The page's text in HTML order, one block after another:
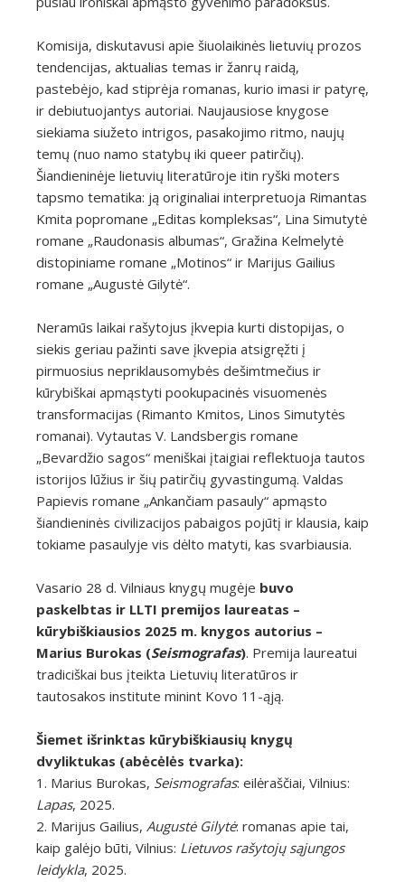
Komisija, diskutavusi apie šiuolaikinės lietuvių prozos
tendencijas, aktualias temas ir žanrų raidą,
pastebėjo, kad stiprėja romanas, kurio imasi ir patyrę,
ir debiutuojantys autoriai. Naujausiose knygose
siekiama siužeto intrigos, pasakojimo ritmo, naujų
temų (nuo namo statybų iki queer patirčių).
Šiandieninėje lietuvių literatūroje itin ryški moters
tapsmo tematika: ją originaliai interpretuoja Rimantas
Kmita popromane „Editas kompleksas“, Lina Simutytė
romane „Raudonasis albumas“, Gražina Kelmelytė
distopiniame romane „Motinos“ ir Marijus Gailius
romane „Augustė Gilytė“.
Neramūs laikai rašytojus įkvepia kurti distopijas, o
siekis geriau pažinti save įkvepia atsigręžti į
pirmuosius nepriklausomybės dešimtmečius ir
kūrybiškai apmąstyti pookupacinės visuomenės
transformacijas (Rimanto Kmitos, Linos Simutytės
romanai). Vytautas V. Landsbergis romane
„Bevardžio sagos“ meniškai įtaigiai reflektuoja tautos
istorijos lūžius ir šių patirčių gyvastingumą. Valdas
Papievis romane „Ankančiam pasauly“ apmąsto
šiandieninės civilizacijos pabaigos pojūtį ir klausia, kaip
tokiame pasaulyje vis dėlto matyti, kas svarbiausia.
Vasario 28 d. Vilniaus knygų mugėje buvo
paskelbtas ir LLTI premijos laureatas –
kūrybiškiausios 2025 m. knygos autorius –
Marius Burokas (Seismografas). Premija laureatui
tradiciškai bus įteikta Lietuvių literatūros ir
tautosakos institute minint Kovo 11-ąją.
Šiemet išrinktas kūrybiškiausių knygų
dvyliktukas (abėcėlės tvarka):
1. Marius Burokas, Seismografas: eilėraščiai, Vilnius:
Lapas, 2025.
2. Marijus Gailius, Augustė Gilytė: romanas apie tai,
kaip galėjo būti, Vilnius: Lietuvos rašytojų sąjungos
leidykla, 2025.